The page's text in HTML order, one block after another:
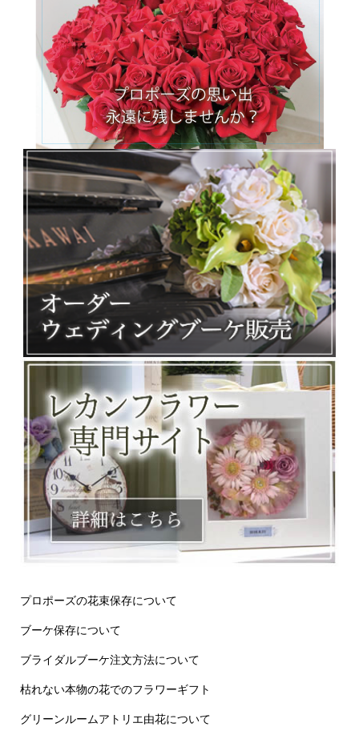
プロポーズの花束保存について
ブーケ保存について
ブライダルブーケ注文方法について
枯れない本物の花でのフラワーギフト
グリーンルームアトリエ由花について